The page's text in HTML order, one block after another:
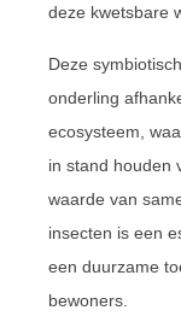
deze kwetsbare
Deze
onderling
ecosysteem,
in stand houden
waarde van
insecten is een
een duurzame
bewoners.